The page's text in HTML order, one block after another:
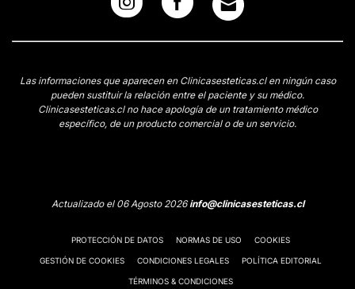
Las informaciones que aparecen en Clinicasesteticas.cl en ningún caso
pueden sustituir la relación entre el paciente y su médico.
Clinicasesteticas.cl no hace apología de un tratamiento médico
específico, de un producto comercial o de un servicio.
Actualizado el 06 Agosto 2026info@clinicasesteticas.cl
PROTECCIÓN DE DATOS NORMAS DE USO COOKIES
GESTIÓN DE COOKIES CONDICIONES LEGALES POLÍTICA EDITORIAL
TÉRMINOS & CONDICIONES